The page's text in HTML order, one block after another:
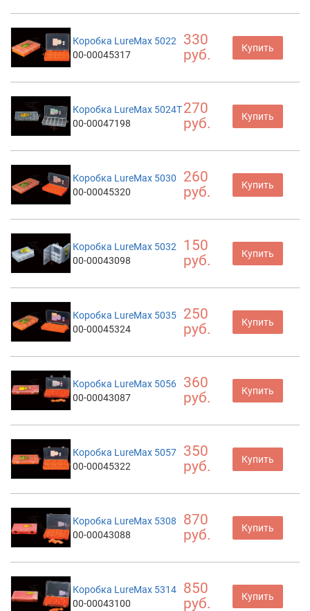
Коробка LureMax 5022
00-00045317
330
руб.
Купить
Коробка LureMax 5024T
00-00047198
270
руб.
Купить
Коробка LureMax 5030
00-00045320
260
руб.
Купить
Коробка LureMax 5032
00-00043098
150
руб.
Купить
Коробка LureMax 5035
00-00045324
250
руб.
Купить
Коробка LureMax 5056
00-00043087
360
руб.
Купить
Коробка LureMax 5057
00-00045322
350
руб.
Купить
Коробка LureMax 5308
00-00043088
870
руб.
Купить
Коробка LureMax 5314
00-00043100
850
руб.
Купить